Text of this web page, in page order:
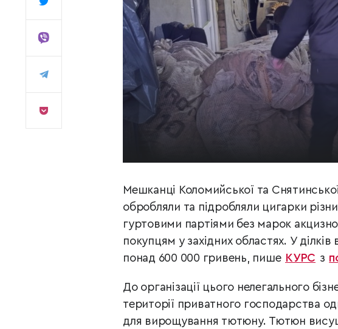
Мешканці Коломийської та
обробляли та підробляли цигарки
гуртовими партіями без марок
покупцям у західних областях. У
понад 600 000 гривень, пише КУРС з
До організації цього нелегального
території приватного господарства
для вирощування тютюну. Тютюн